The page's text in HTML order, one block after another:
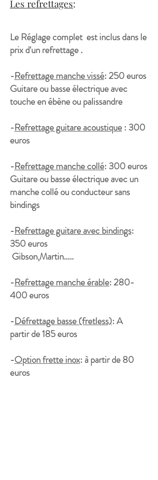
Les refrettages:
Le Réglage complet est inclus dans le
prix d'un refrettage .
-Refrettage manche vissé: 250 euros
Guitare ou basse électrique avec
touche en ébène ou palissandre
-​Refrettage guitare acoustique: 300
euros
-Refrettage manche collé: 300 euros
​Guitare ou basse électrique avec un
manche collé ou conducteur sans
bindings
-Refrettage guitare avec bindings:
350 euros
Gibson,Martin.....
-Refrettage manche érable: 280-
400 euros
-Défrettage basse (fretless): A
partirde 185 euros
​-Option frette inox: à partir de 80
euros